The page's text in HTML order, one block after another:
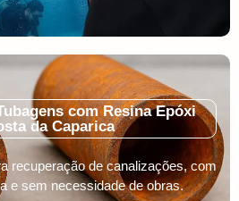
com Resina Epóxi
da Caparica
recuperação de canalizações, com
e sem necessidade de obras.